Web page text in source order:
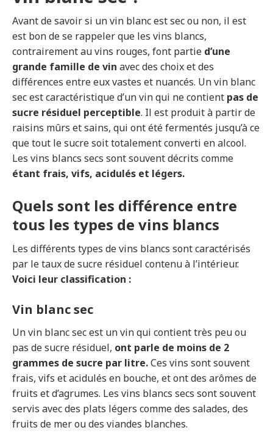
Avant de savoir si un vin blanc est sec ou non, il est
est bon de se rappeler que les vins blancs,
contrairement au vins rouges, font partie d’une
grande famille de vin avec des choix et des
différences entre eux vastes et nuancés. Un vin blanc
sec est caractéristique d’un vin qui ne contient pas de
sucre résiduel perceptible. Il est produit à partir de
raisins mûrs et sains, qui ont été fermentés jusqu’à ce
que tout le sucre soit totalement converti en alcool.
Les vins blancs secs sont souvent décrits comme
étant frais, vifs, acidulés et légers.
Quels sont les différence entre
tous les types de vins blancs
Les différents types de vins blancs sont caractérisés
par le taux de sucre résiduel contenu à l’intérieur.
Voici leur classification :
Vin blanc sec
Un vin blanc sec est un vin qui contient très peu ou
pas de sucre résiduel, ont parle de moins de 2
grammes de sucre par litre.Ces vins sont souvent
frais, vifs et acidulés en bouche, et ont des arômes de
fruits et d’agrumes. Les vins blancs secs sont souvent
servis avec des plats légers comme des salades, des
fruits de mer ou des viandes blanches.